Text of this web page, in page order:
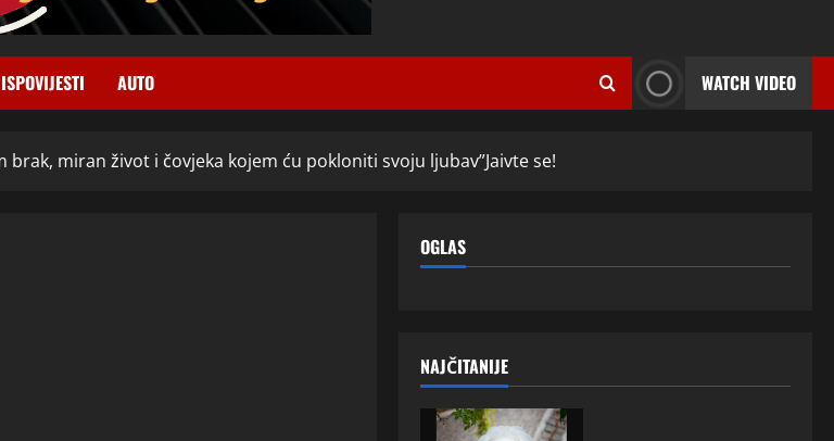
ISPOVIJESTI AUTO WATCH VIDEO
brak, miran život i čovjeka kojem ću pokloniti svoju ljubav”Jaivte se!
OGLAS
NAJČITANIJE